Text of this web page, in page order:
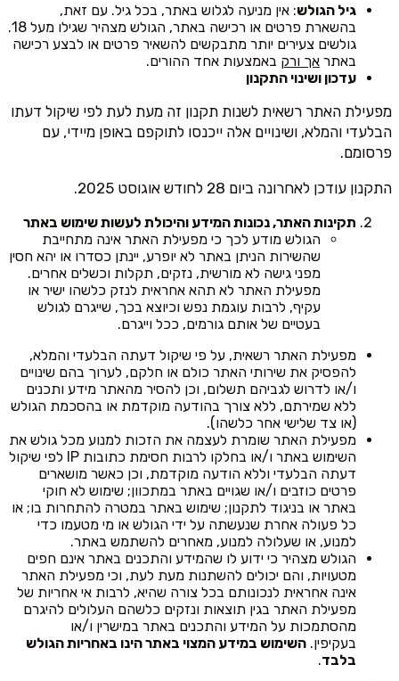
גיל הגולש: אין מניעה לגלוש באתר, בכל גיל. עם זאת,
בהשארת פרטים או רכישה באתר, הגולש מצהיר שגילו מעל 18.
גולשים צעירים יותר מתבקשים להשאיר פרטים או לבצע רכישה
באתר אך ורק באמצעות אחד ההורים.
עדכון ושינוי התקנון
מפעילת האתר רשאית לשנות תקנון זה מעת לעת לפי שיקול דעתו
הבלעדי והמלא, ושינויים אלה ייכנסו לתוקפם באופן מיידי, עם
פרסומם.
התקנון עודכן לאחרונה ביום 28 לחודש אוגוסט 2025.
תקינות האתר, נכונות המידע והיכולת לעשות שימוש באתר
הגולש מודע לכך כי מפעילת האתר אינה מתחייבת
שהשירות הניתן באתר לא יופרע, יינתן כסדרו או יהא חסין
מפני גישה לא מורשית, נזקים, תקלות וכשלים אחרים.
מפעילת האתר לא תהא אחראית לנזק כלשהו ישיר או
עקיף, לרבות עוגמת נפש וכיוצא בכך, שייגרם לגולש
בעטיים של אותם גורמים, ככל וייגרם.
מפעילת האתר רשאית, על פי שיקול דעתה הבלעדי והמלא,
להפסיק את שירותי האתר כולם או חלקם, לערוך בהם שינויים
ו/או לדרוש לגביהם תשלום, וכן להסיר מהאתר מידע ותכנים
ללא שמירתם, ללא צורך בהודעה מוקדמת או בהסכמת הגולש
(או צד שלישי אחר כלשהו).
מפעילת האתר שומרת לעצמה את הזכות למנוע מכל גולש את
השימוש באתר ו/או בחלקו לרבות חסימת כתובות IP לפי שיקול
דעתה הבלעדי וללא הודעה מוקדמת, וכן כאשר מושארים
פרטים כוזבים ו/או שגויים באתר במתכוון; שימוש לא חוקי
באתר או בניגוד לתקנון; שימוש באתר במטרה להתחרות בו; או
כל פעולה אחרת שנעשתה על ידי הגולש או מי מטעמו כדי
למנוע, או שעלולה למנוע, מאחרים להשתמש באתר.
הגולש מצהיר כי ידוע לו שהמידע והתכנים באתר אינם חפים
מטעויות, והם יכולים להשתנות מעת לעת, וכי מפעילת האתר
אינה אחראית לנכונותם בכל צורה שהיא, לרבות אי אחריות של
מפעילת האתר בגין תוצאות ונזקים כלשהם העלולים להיגרם
מהסתמכות על המידע והתכנים באתר במישרין ו/או
בעקיפין. השימוש במידע המצוי באתר הינו באחריות הגולש
בלבד.